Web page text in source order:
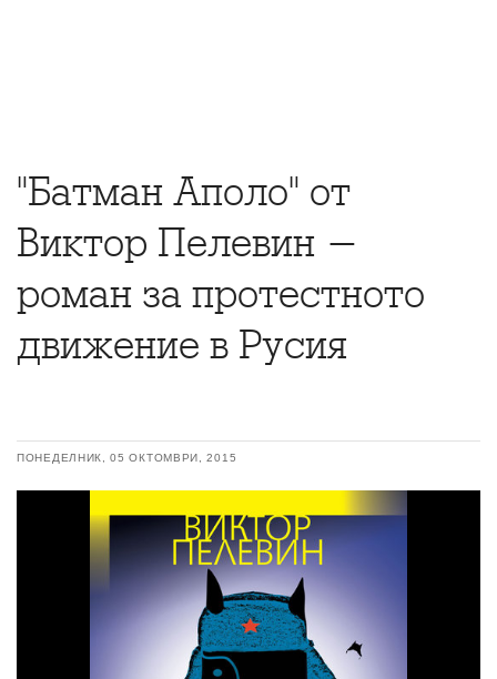
"Батман Аполо" от
Виктор Пелевин -
роман за протестното
движение в Русия
ПОНЕДЕЛНИК, 05 ОКТОМВРИ, 2015